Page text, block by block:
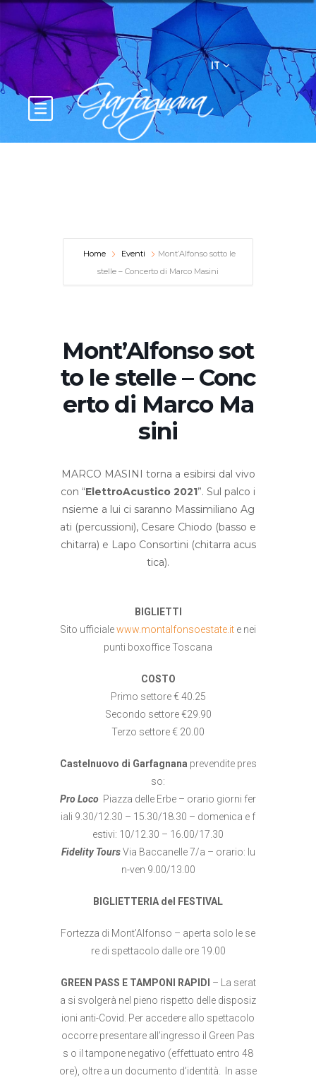
IT
Home Eventi
Mont’Alfonso sotto le
stelle – Concerto di Marco Masini
Mont’Alfonso sot
to le stelle – Conc
erto di Marco Ma
sini
MARCO MASINI torna a esibirsi dal vivo
con “ElettroAcustico 2021”. Sul palco i
nsieme a lui ci saranno Massimiliano Ag
ati (percussioni), Cesare Chiodo (basso e
chitarra) e Lapo Consortini (chitarra acus
tica).
BIGLIETTI
Sito ufficialewww.montalfonsoestate.it e nei
punti boxoffice Toscana
COSTO
Primo settore € 40.25
Secondo settore €29.90
Terzo settore € 20.00
Castelnuovo di Garfagnana prevendite pres
so:
Pro Loco Piazza delle Erbe – orario giorni fer
iali 9.30/12.30 – 15.30/18.30 – domenica e f
estivi: 10/12.30 – 16.00/17.30
Fidelity ToursVia Baccanelle 7/a – orario: lu
n-ven 9.00/13.00
BIGLIETTERIA del FESTIVAL
Fortezza di Mont’Alfonso – aperta solo le se
re di spettacolo dalle ore 19.00
GREEN PASS E TAMPONI RAPIDI – La serat
a si svolgerà nel pieno rispetto delle disposiz
ioni anti-Covid. Per accedere allo spettacolo
occorre presentare all’ingresso il Green Pas
s o il tampone negativo (effettuato entro 48
ore), oltre a un documento d’identità. In asse